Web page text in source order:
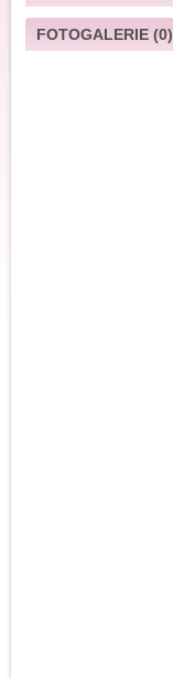
FOTOGALERIE(0)